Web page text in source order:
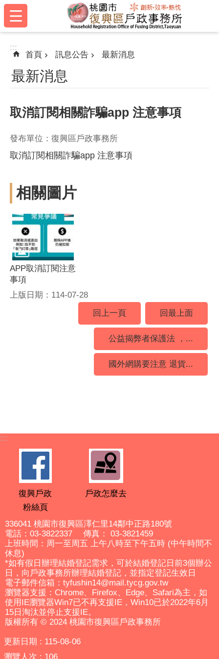
跳到主要內容區塊
:::
:::
首頁 訊息公告 最新消息
最新消息
取消訂閱相關詐騙app 注意事項
發布單位：復興區戶政事務所
取消訂閱相關詐騙app 注意事項
相關圖片
APP取消訂閱注意
事項
上版日期：114-07-28
回上一頁
回最上面
公益揭弊者保護法 ，...
國外網購要注意 退貨...
:::
復興戶政
粉絲頁
戶政怎麼去
336041 桃園市復興區澤仁里14鄰中正路180號
電話：03-3822337 傳真： 03-3821459
上班時間：周一至周五 上午八時至下午五時 (中午時間不
休息)
*如有假日辦理結婚登記需求，可於結婚登記日前3個辦公
日，向戶政事務所辦理結婚登記，並指定登記生效日
電子郵件信箱：tyfushin14@mail.tycg.gov.tw
瀏覽器支援：Chrome、Firefox、Edge、Safari為主，如
使用IE瀏覽器Win7已不再支援IE，Win10已於2022年6月
15日淘汰並停止支援IE。
版權所有 © 2024 桃園市復興區戶政事務所
更新日期
115-08-06
瀏覽人次
106